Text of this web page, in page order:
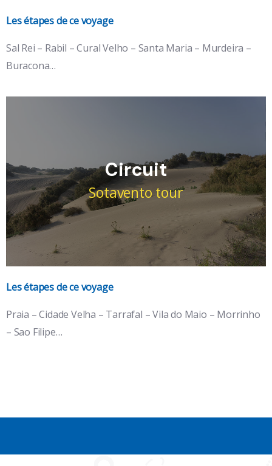
Îles : Boa Vista, Sal, Sao Nicolau...
l'île volcan et l'île sauvage, époustouflantes ses perles
Les étapes de ce voyage
Sal Rei – Rabil – Cural Velho – Santa Maria – Murdeira –
Buracona…
Circuit
Sotavento tour
Îles : Santiago, Maio, Fogo, Brava
l'île volcan et l'île sauvage, époustouflantes ses perles
Les étapes de ce voyage
Praia – Cidade Velha – Tarrafal – Vila do Maio – Morrinho
– Sao Filipe…